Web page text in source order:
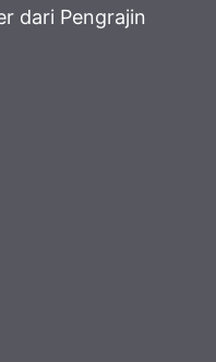
dari Pengrajin